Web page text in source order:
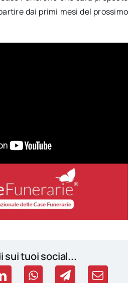
dai primi mesi del prossimo
sui tuoi social...